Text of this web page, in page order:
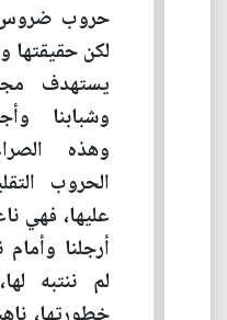
حروب ضروس
لكن حقيقتها
يستهدف
وشبابنا
وهذه
الحروب
عليها، فهي
أرجلنا وأمام
لم ننتبه